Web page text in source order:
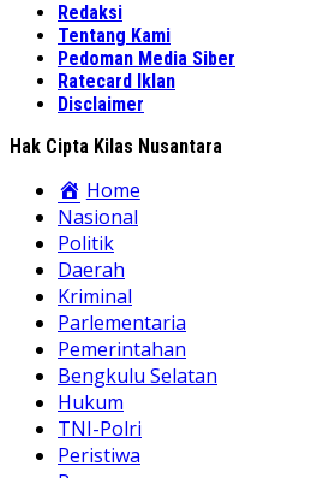
Redaksi
Tentang Kami
Pedoman Media Siber
Ratecard Iklan
Disclaimer
Hak Cipta Kilas Nusantara
Home
Nasional
Politik
Daerah
Kriminal
Parlementaria
Pemerintahan
Bengkulu Selatan
Hukum
TNI-Polri
Peristiwa